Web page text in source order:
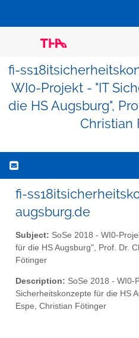
fi-
WI0-Projekt - "IT
die HS Augsburg",
Christian
fi-
augsburg.de
Subject: SoSe 2018 - WI0-
für die HS Augsburg", Prof. Dr.
Fötinger
Description: SoSe 2018 - WI0-
Sicherheitskonzepte für die HS
Espe, Christian Fötinger